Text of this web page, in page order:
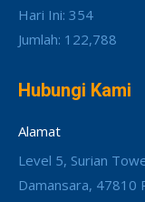
Hari Ini: 354
Jumlah: 122,788
Hubungi Kami
Alamat
Level 5, Surian
Damansara, 47810